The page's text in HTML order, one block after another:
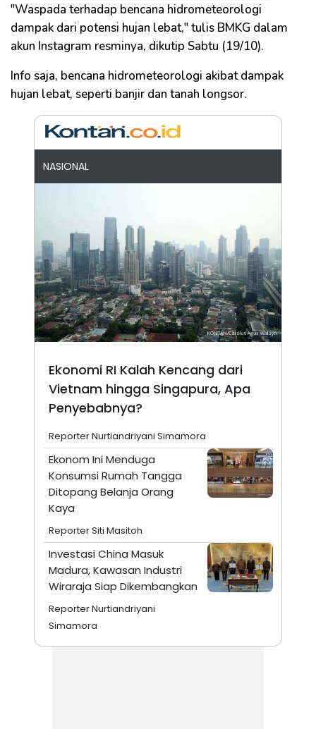
"Waspada terhadap bencana hidrometeorologi
dampak dari potensi hujan lebat," tulis BMKG dalam
akun Instagram resminya, dikutip Sabtu (19/10).
Info saja, bencana hidrometeorologi akibat dampak
hujan lebat, seperti banjir dan tanah longsor.
NASIONAL
Ekonomi RI Kalah Kencang dari
Vietnam hingga Singapura, Apa
Penyebabnya?
Reporter Nurtiandriyani Simamora
Ekonom Ini Menduga
Konsumsi Rumah Tangga
Ditopang Belanja Orang
Kaya
Reporter Siti Masitoh
Investasi China Masuk
Madura, Kawasan Industri
Wiraraja Siap Dikembangkan
Reporter Nurtiandriyani
Simamora